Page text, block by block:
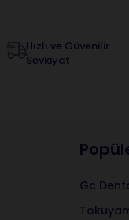
Hızlı ve Güvenilir
Sevkiyat
Gc